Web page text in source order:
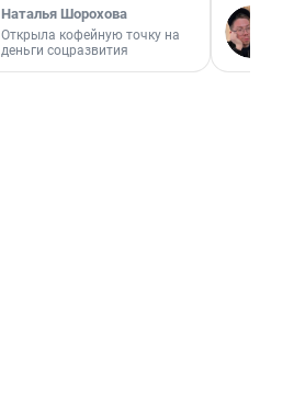
Наталья Шорохова
Открыла кофейную точку на
деньги соцразвития